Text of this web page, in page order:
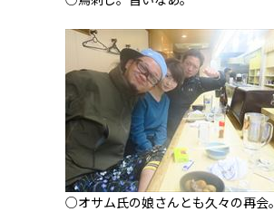
○オサム氏の娘さんとも久々の再会。